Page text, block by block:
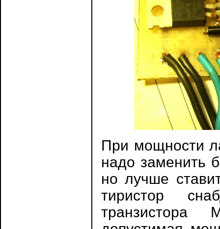
При мощности
надо заменить
но лучше
тиристор
транзистора